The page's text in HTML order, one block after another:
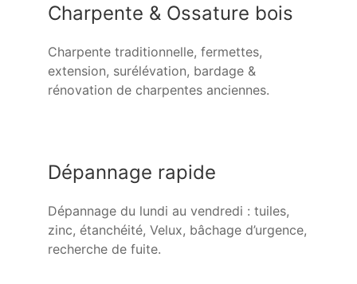
Charpente & Ossature bois
Charpente traditionnelle, fermettes,
extension, surélévation, bardage &
rénovation de charpentes anciennes.
Dépannage rapide
Dépannage du lundi au vendredi : tuiles,
zinc, étanchéité, Velux, bâchage d’urgence,
recherche de fuite.